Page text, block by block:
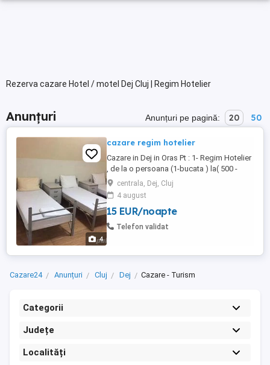
Rezerva cazare Hotel / motel Dej Cluj | Regim Hotelier
Anunțuri Anunțuri pe pagină: 20 50
4
cazare regim hotelier
Cazare in Dej in Oras Pt : 1- Regim Hotelier
, de la o persoana (1-bucata ) la( 500 -
bucati ) Pt : 1-Muncitori ,2-Turisti , 3 Interes
de serviciu ,4 ALTE VARIANTE 2- Cazare
Permaneta , pt durata de un an sau mai
multii anii de la o persoana (1-bucata ) la(
500 -bucati ) ...
centrala, Dej, Cluj
4 august
15 EUR/noapte
Telefon validat
Cazare24 Anunțuri Cluj Dej Cazare - Turism
Categorii
Județe
Localități